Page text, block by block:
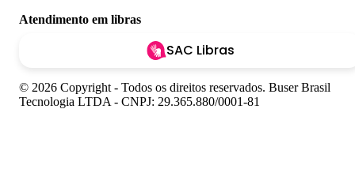
Atendimento em libras
SAC Libras
© 2026 Copyright - Todos os direitos reservados. Buser Brasil
Tecnologia LTDA - CNPJ: 29.365.880/0001-81